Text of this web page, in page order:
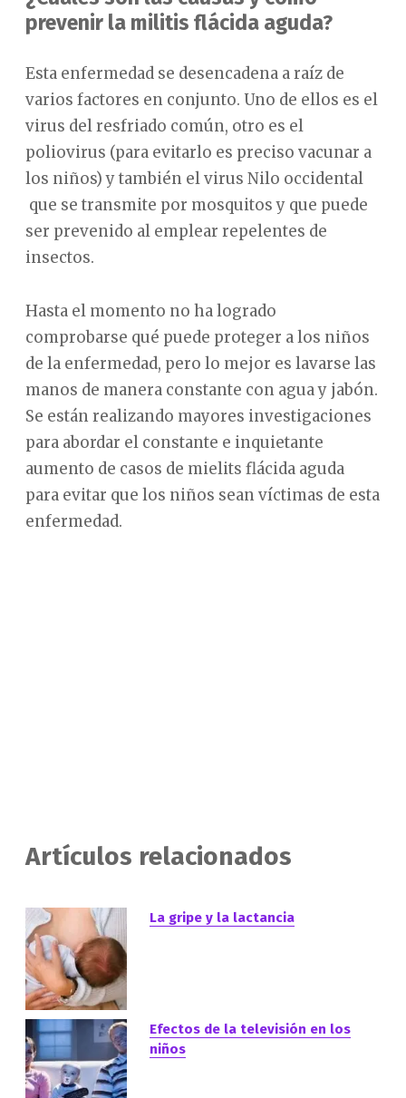
prevenir la militis flácida aguda?
Esta enfermedad se desencadena a raíz de
varios factores en conjunto. Uno de ellos es el
virus del resfriado común, otro es el
poliovirus (para evitarlo es preciso vacunar a
los niños) y también el virus Nilo occidental
que se transmite por mosquitos y que puede
ser prevenido al emplear repelentes de
insectos.
Hasta el momento no ha logrado
comprobarse qué puede proteger a los niños
de la enfermedad, pero lo mejor es lavarse las
manos de manera constante con agua y jabón.
Se están realizando mayores investigaciones
para abordar el constante e inquietante
aumento de casos de mielits flácida aguda
para evitar que los niños sean víctimas de esta
enfermedad.
Artículos relacionados
La gripe y la lactancia
Efectos de la televisión en los
niños